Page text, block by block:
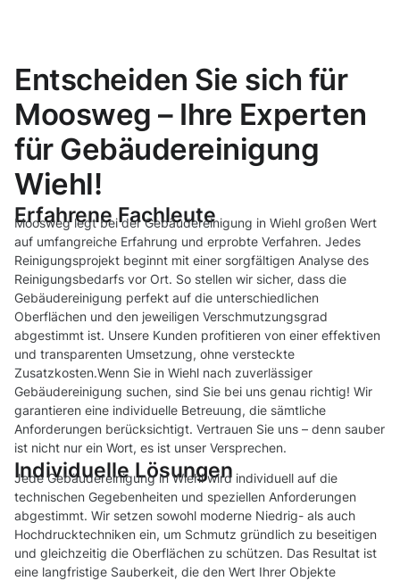
Entscheiden Sie sich für
Moosweg – Ihre Experten
für Gebäudereinigung
Wiehl!
Erfahrene Fachleute
Moosweg legt bei der Gebäudereinigung in Wiehl großen Wert
auf umfangreiche Erfahrung und erprobte Verfahren. Jedes
Reinigungsprojekt beginnt mit einer sorgfältigen Analyse des
Reinigungsbedarfs vor Ort. So stellen wir sicher, dass die
Gebäudereinigung perfekt auf die unterschiedlichen
Oberflächen und den jeweiligen Verschmutzungsgrad
abgestimmt ist. Unsere Kunden profitieren von einer effektiven
und transparenten Umsetzung, ohne versteckte
Zusatzkosten.Wenn Sie in Wiehl nach zuverlässiger
Gebäudereinigung suchen, sind Sie bei uns genau richtig! Wir
garantieren eine individuelle Betreuung, die sämtliche
Anforderungen berücksichtigt. Vertrauen Sie uns – denn sauber
ist nicht nur ein Wort, es ist unser Versprechen.
Individuelle Lösungen
Jede Gebäudereinigung in Wiehl wird individuell auf die
technischen Gegebenheiten und speziellen Anforderungen
abgestimmt. Wir setzen sowohl moderne Niedrig- als auch
Hochdrucktechniken ein, um Schmutz gründlich zu beseitigen
und gleichzeitig die Oberflächen zu schützen. Das Resultat ist
eine langfristige Sauberkeit, die den Wert Ihrer Objekte